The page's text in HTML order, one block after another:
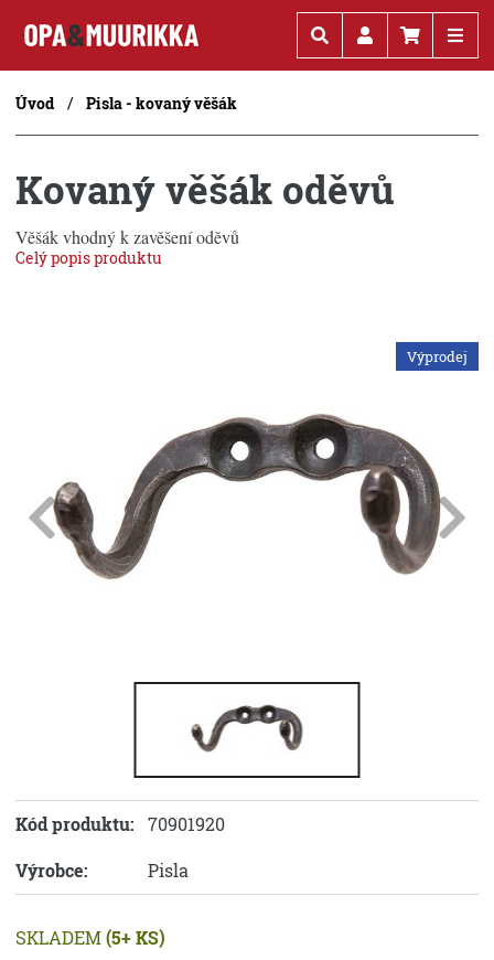
Úvod Pisla - kovaný věšák
Kovaný věšák oděvů
Věšák vhodný k zavěšení oděvů
Celý popis produktu
Výprodej
Kód produktu: 70901920
Výrobce:
Pisla
SKLADEM(5+ KS)